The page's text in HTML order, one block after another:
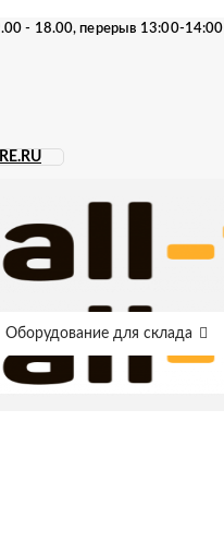
- 18.00, перерыв 13:00-14:00
Оборудование для склада